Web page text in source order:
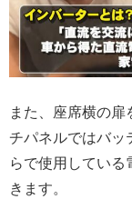
また、座席横の
チパネルではバッ
らで使用してい
きます。